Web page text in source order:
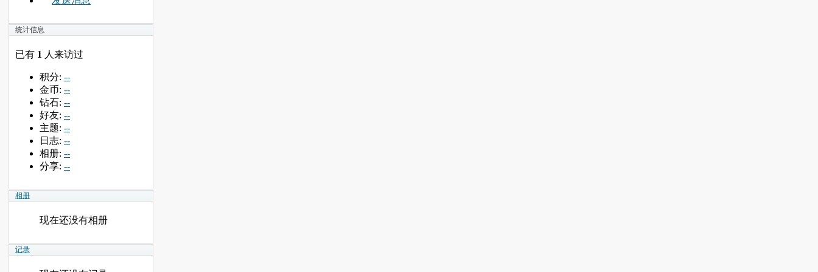
统计信息
已有 1 人来访过
积分: --
金币: --
钻石: --
好友: --
主题: --
日志: --
相册: --
分享: --
相册
现在还没有相册
记录